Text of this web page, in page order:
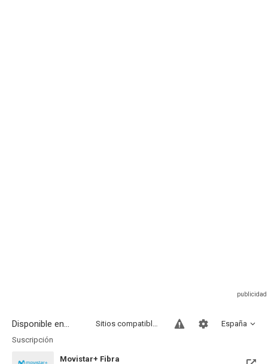
Disponible en... España
Sitios compatibles
Suscripción
Movistar+ Fibra